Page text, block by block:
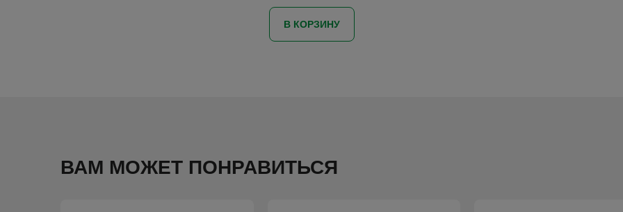
В КОРЗИНУ
ВАМ МОЖЕТ ПОНРАВИТЬСЯ